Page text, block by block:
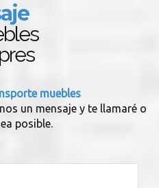
muebles
un mensaje y te llamaré o
posible.